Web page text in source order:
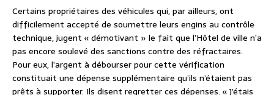
Certains propriétaires des véhicules qui, par ailleurs, ont
difficilement accepté de soumettre leurs engins au contrôle
technique, jugent « démotivant » le fait que l’Hôtel de ville n’a
pas encore soulevé des sanctions contre des réfractaires.
Pour eux, l’argent à débourser pour cette vérification
constituait une dépense supplémentaire qu’ils n’étaient pas
prêts à supporter. Ils disent regretter ces dépenses. « J’étais